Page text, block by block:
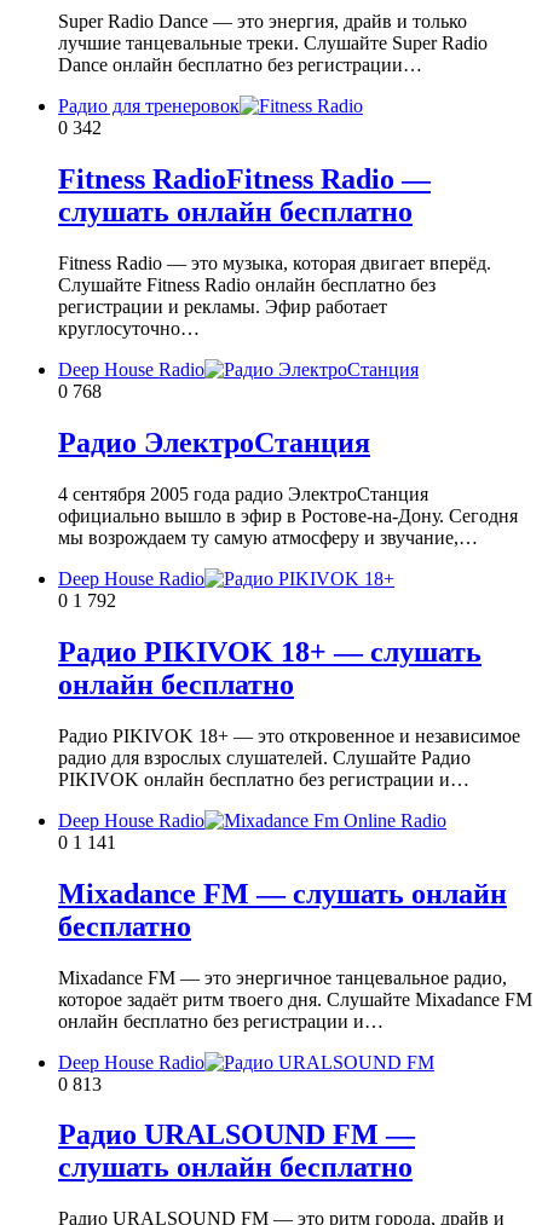
Super Radio Dance — это энергия, драйв и только
лучшие танцевальные треки. Слушайте Super Radio
Dance онлайн бесплатно без регистрации…
Радио для тренеровок
0 342
Fitness RadioFitness Radio —
слушать онлайн бесплатно
Fitness Radio — это музыка, которая двигает вперёд.
Слушайте Fitness Radio онлайн бесплатно без
регистрации и рекламы. Эфир работает
круглосуточно…
Deep House Radio
0 768
Радио ЭлектроСтанция
4 сентября 2005 года радио ЭлектроСтанция
официально вышло в эфир в Ростове-на-Дону. Сегодня
мы возрождаем ту самую атмосферу и звучание,…
Deep House Radio
0 1 792
Радио PIKIVOK 18+ — слушать
онлайн бесплатно
Радио PIKIVOK 18+ — это откровенное и независимое
радио для взрослых слушателей. Слушайте Радио
PIKIVOK онлайн бесплатно без регистрации и…
Deep House Radio
0 1 141
Mixadance FM — слушать онлайн
бесплатно
Mixadance FM — это энергичное танцевальное радио,
которое задаёт ритм твоего дня. Слушайте Mixadance FM
онлайн бесплатно без регистрации и…
Deep House Radio
0 813
Радио URALSOUND FM —
слушать онлайн бесплатно
Радио URALSOUND FM — это ритм города, драйв и